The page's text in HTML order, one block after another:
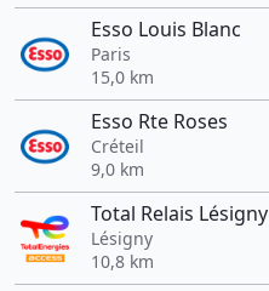
Esso Louis Blanc
Paris
15,0 km
Esso Rte Roses
Créteil
9,0 km
Total Relais Lésigny
Lésigny
10,8 km